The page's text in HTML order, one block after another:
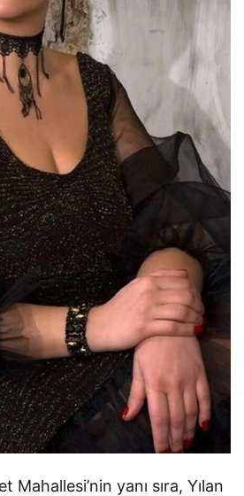
Mahallesi’nin yanı sıra, Yılan